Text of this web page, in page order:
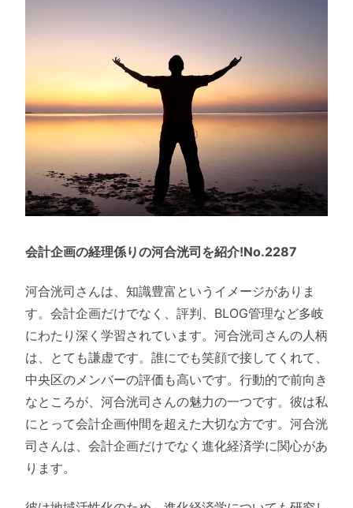
会計企画の経理係りの河合洸司を紹介!No.2287
河合洸司さんは、知識豊富というイメージがありま
す。会計企画だけでなく、評判、BLOG管理など多岐
にわたり深く学習されています。河合洸司さんの人柄
は、とても謙虚です。誰にでも笑顔で接してくれて、
中央区のメンバーの評価も高いです。行動的で前向き
なところが、河合洸司さんの魅力の一つです。彼は私
にとって会計企画仲間を超えた大切な方です。河合洸
司さんは、会計企画だけでなく進化経済学に関心があ
ります。